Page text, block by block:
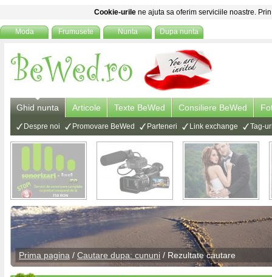
Cookie-urile ne ajuta sa oferim serviciile noastre.
Moda Frumusete Nunta Dupa nunta
Ghid nunta Articole Texte BeWed Consiliere BeWed
Despre noi Promovare BeWed Parteneri Link exchange Tag-
Prima pagina / Cautare dupa: cununi / Rezultate cautare